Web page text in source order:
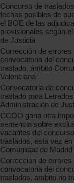
Concurso de
fechas posibles de
el BOE de las
provisionales según
de Justicia
Corrección de errores
convocatoria del
traslado, ámbito
Valenciana
Convocatoria de
traslado para
Administración de
CCOO gana otra
sentencia sobre
vacantes del
traslados, esta vez en
Comunidad de Madrid
Corrección de errores
convocatoria del
traslados, ámbito no